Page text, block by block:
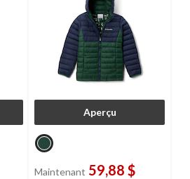
Aperçu
Maintenant 59,88 $